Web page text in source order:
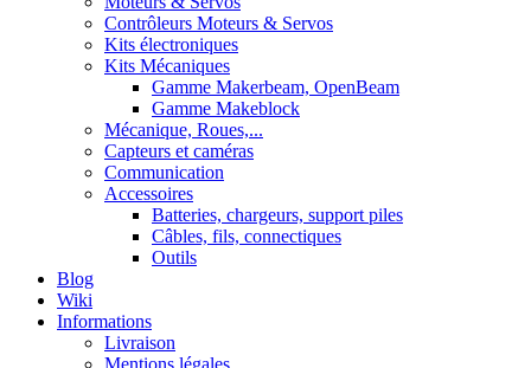
Contrôleurs Moteurs & Servos
Kits électroniques
Kits Mécaniques
Gamme Makerbeam, OpenBeam
Gamme Makeblock
Mécanique, Roues,...
Capteurs et caméras
Communication
Accessoires
Batteries, chargeurs, support piles
Câbles, fils, connectiques
Outils
Blog
Wiki
Informations
Livraison
Mentions légales